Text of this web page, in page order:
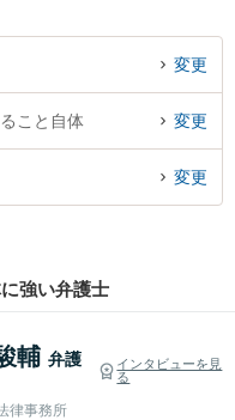
変更
こと自体 変更
変更
強い弁護士
輔 弁護
インタビューを見
る
律事務所